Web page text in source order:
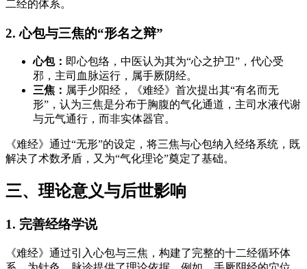
二经的体系。
2. 心包与三焦的“形名之辩”
心包： 即心包络，中医认为其为“心之护卫”，代心受
邪，主司血脉运行，属手厥阴经。
三焦： 属手少阳经，《难经》首次提出其“有名而无
形”，认为三焦是分布于胸腹的气化通道，主司水液代谢
与元气通行，而非实体器官。
《难经》通过“无形”的设定，将三焦与心包纳入经络系统，既
解决了术数矛盾，又为“气化理论”奠定了基础。
三、理论意义与后世影响
1. 完善经络学说
《难经》通过引入心包与三焦，构建了完整的十二经循环体